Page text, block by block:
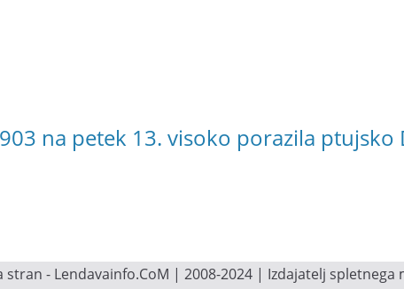
na petek 13. visoko porazila ptujsko
- Lendavainfo.CoM | 2008-2024 | Izdajatelj spletnega